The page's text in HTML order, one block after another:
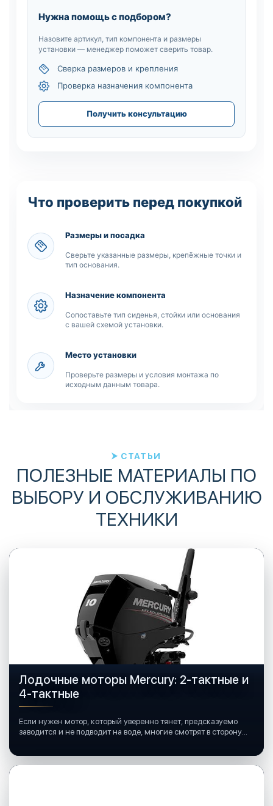
Нужна помощь с подбором?
Назовите артикул, тип компонента и размеры
установки — менеджер поможет сверить товар.
Сверка размеров и крепления
Проверка назначения компонента
Получить консультацию
Что проверить перед покупкой
Размеры и посадка
Сверьте указанные размеры, крепёжные точки и
тип основания.
Назначение компонента
Сопоставьте тип сиденья, стойки или основания
с вашей схемой установки.
Место установки
Проверьте размеры и условия монтажа по
исходным данным товара.
СТАТЬИ
ПОЛЕЗНЫЕ МАТЕРИАЛЫ ПО
ВЫБОРУ И ОБСЛУЖИВАНИЮ
ТЕХНИКИ
Лодочные моторы Mercury: 2-тактные и
4-тактные
Если нужен мотор, который уверенно тянет, предсказуемо
заводится и не подводит на воде, многие смотрят в сторону